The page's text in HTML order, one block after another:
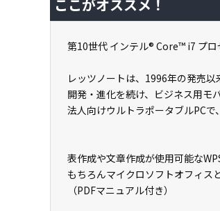
ここがオススメ！
第10世代 インテル® Core™ i7 プロ
レッツノートは、1996年の発売
開発・進化を続け、ビジネス用モ
法人向けウルトラポータブルPCで
表作成や文章作成が使用可能な
もちろんマイクロソフトオフィス
（PDFマニュアル付き）